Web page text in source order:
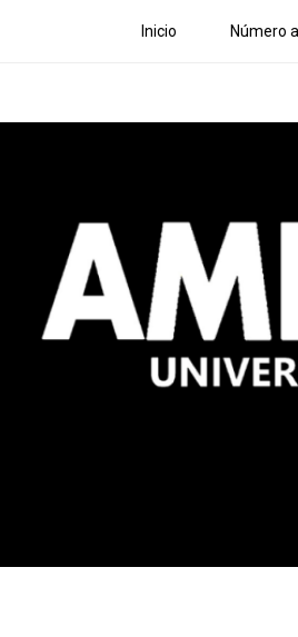
Inicio Número